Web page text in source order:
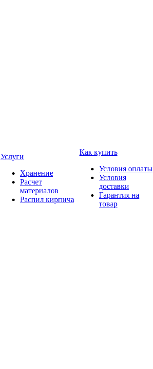
Услуги
Хранение
Расчет
материалов
Распил кирпича
Как купить
Условия оплаты
Условия
доставки
Гарантия на
товар